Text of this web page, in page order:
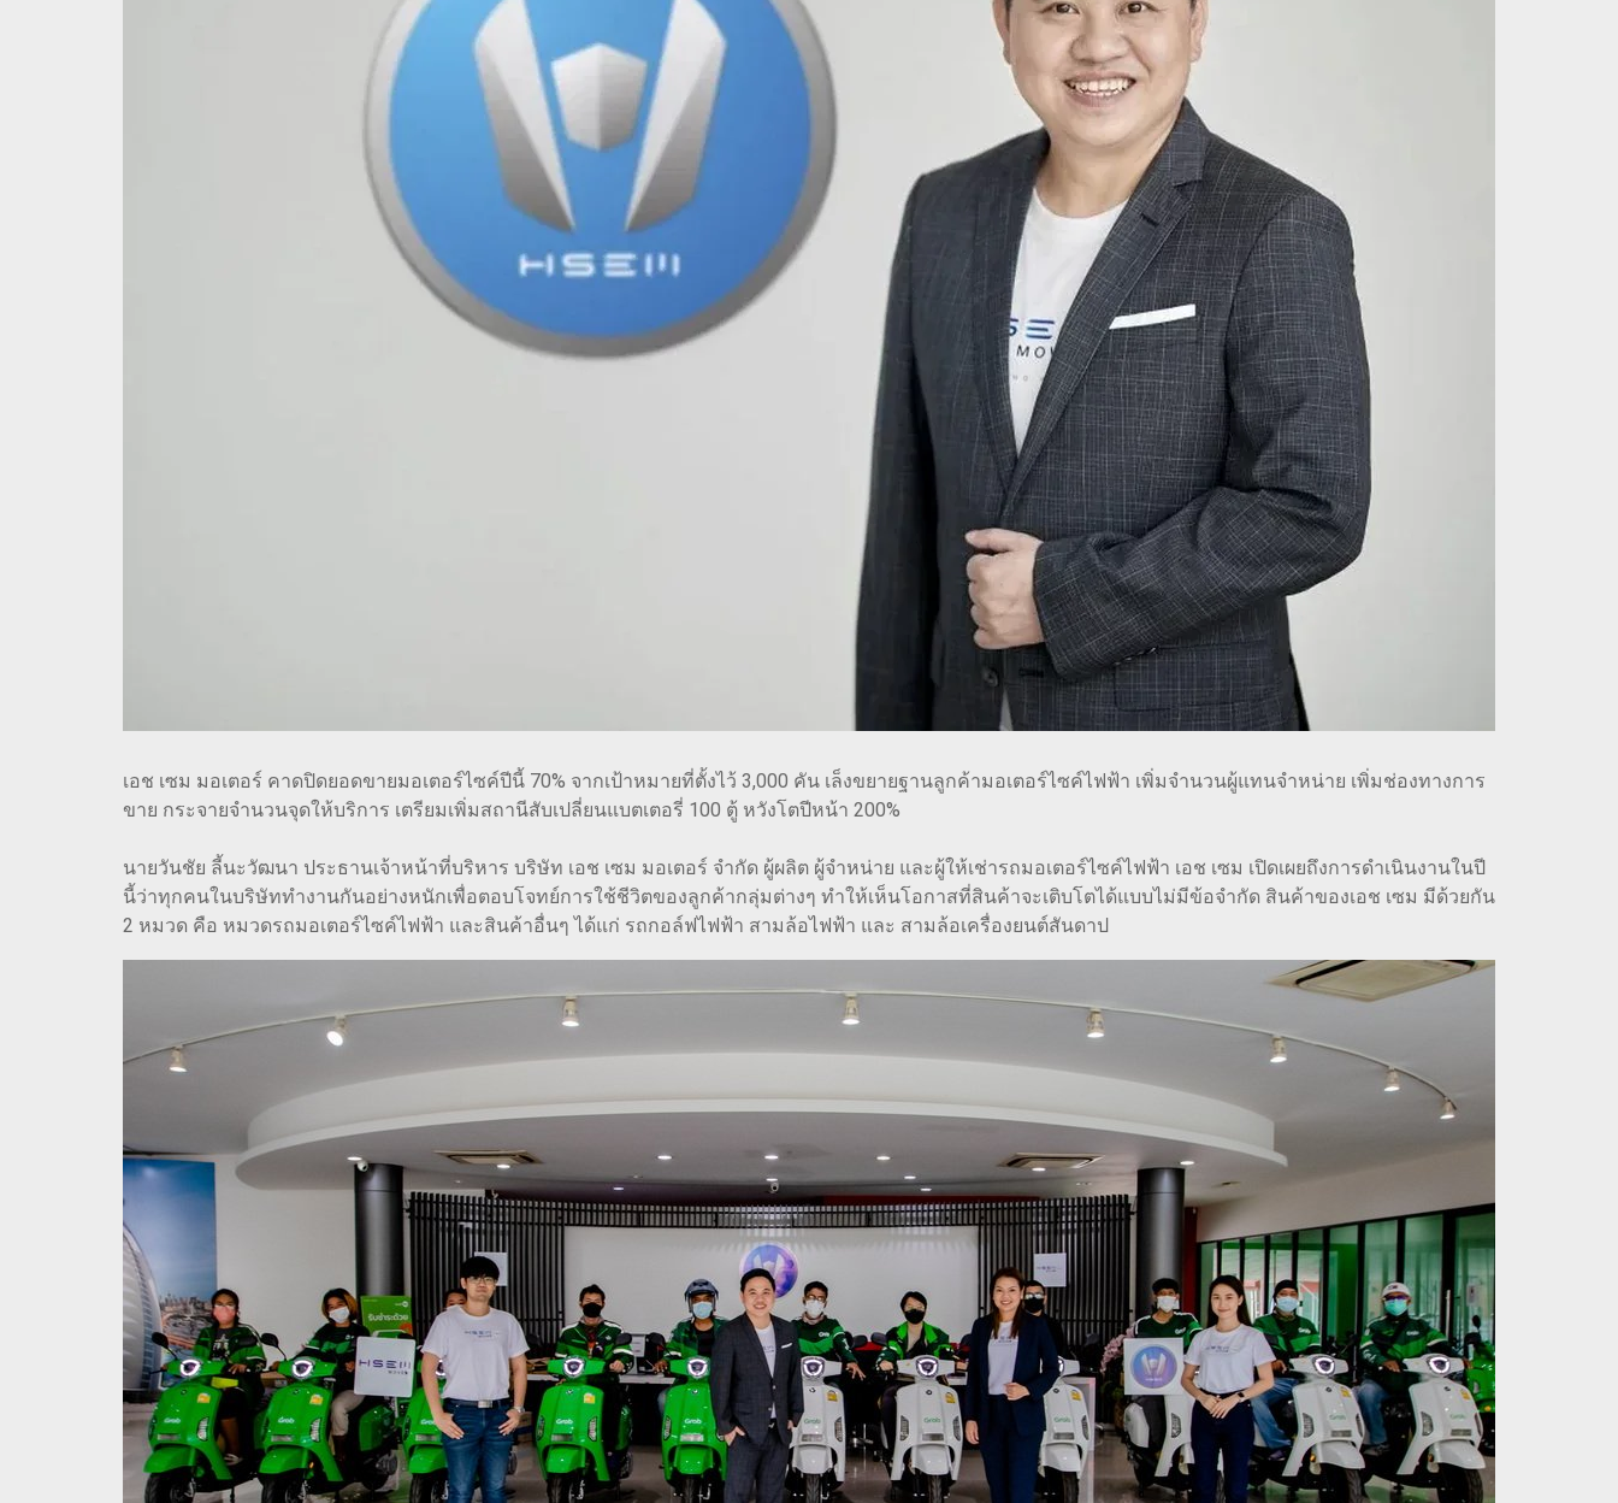
เอช เซม มอเตอร์ คาดปิดยอดขายมอเตอร์ไซค์ปีนี้ 70% จากเป้าหมายที่ตั้งไว้ 3,000 คัน เล็งขยายฐานลูกค้ามอเตอร์ไซค์ไฟฟ้า เพิ่มจำนวนผู้แทนจำหน่าย เพิ่มช่องทางการ
ขาย กระจายจำนวนจุดให้บริการ เตรียมเพิ่มสถานีสับเปลี่ยนแบตเตอรี่ 100 ตู้ หวังโตปีหน้า 200%
นายวันชัย ลี้นะวัฒนา ประธานเจ้าหน้าที่บริหาร บริษัท เอช เซม มอเตอร์ จำกัด ผู้ผลิต ผู้จำหน่าย และผู้ให้เช่ารถมอเตอร์ไซค์ไฟฟ้า เอช เซม เปิดเผยถึงการดำเนินงานในปี
นี้ว่าทุกคนในบริษัททำงานกันอย่างหนักเพื่อตอบโจทย์การใช้ชีวิตของลูกค้ากลุ่มต่างๆ ทำให้เห็นโอกาสที่สินค้าจะเติบโตได้แบบไม่มีข้อจำกัด สินค้าของเอช เซม มีด้วยกัน
2 หมวด คือ หมวดรถมอเตอร์ไซค์ไฟฟ้า และสินค้าอื่นๆ ได้แก่ รถกอล์ฟไฟฟ้า สามล้อไฟฟ้า และ สามล้อเครื่องยนต์สันดาป